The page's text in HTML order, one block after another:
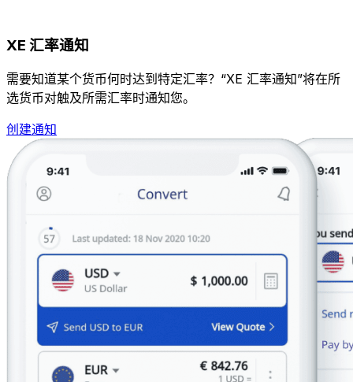
XE 汇率通知
需要知道某个货币何时达到特定汇率？“XE 汇率通知”将在所
选货币对触及所需汇率时通知您。
创建通知